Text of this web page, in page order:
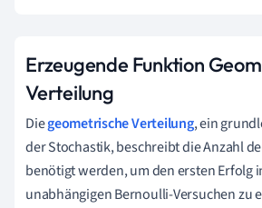
Erzeugende Funktion
Verteilung
Diegeometrische Verteilung, ein
der Stochastik, beschreibt die Anzahl
benötigt werden, um den ersten Erfolg
unabhängigen Bernoulli-Versuchen zu